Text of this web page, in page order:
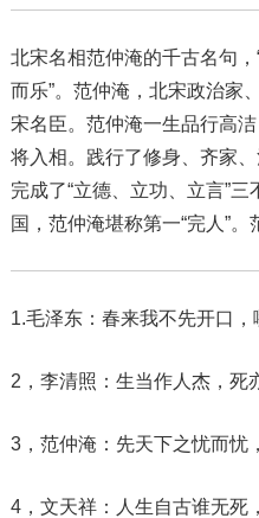
北宋名相范仲淹的千古名句
而乐”。范仲淹，北宋政治家
宋名臣。范仲淹一生品行高
将入相。践行了修身、齐家
完成了“立德、立功、立言”
国，范仲淹堪称第一“完人”。
1.毛泽东：春来我不先开口，
2，李清照：生当作人杰，死
3，范仲淹：先天下之忧而忧
4，文天祥：人生自古谁无死